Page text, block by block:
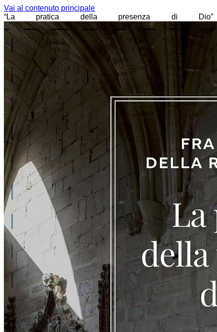
Vai al contenuto principale
“La pratica della presenza di Dio”